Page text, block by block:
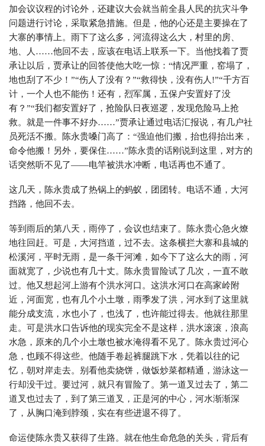
加会议议程的讨论外，还建议大会就当前全县人民的抗灾斗争
问题进行讨论，采取紧急措施。但是，他的心还是主要操在了
大寨的事情上。雨下了这么多，河流得这么大，村里的房、
地、人……他回不去，应该在电话上联系一下。当他找着了贾
承让以后，贾承让的回答使他大吃一惊：“情况严重，窑塌了，
地也刮了不少！”“伤人了没有？”“救得快，没有伤人!”“千方百
计，一个人也不能伤！还有，烈军属，五保户安置好了没
有？”“我们都安置好了，抢险队日夜巡逻，发现危险马上抢
救。就是一件事不好办……”贾承让通过电话汇报说，有几户社
员死活不搬。陈永贵嗓门高了：“强迫他们搬，抬也得抬出来，
命令他搬！另外，要保住……”陈永贵的话刚说到这里，对方的
话突然听不见了——电竿被洪水冲断，电话再也不通了。
这几天，陈永贵成了热锅上的蚂蚁，团团转。电话不通，大河
挡路，他回不去。
等到雨后的第八天，雨停了，会议也结束了。陈永贵心急火燎
地往回赶。可是，大河挡道，过不去。这条横拦大寨和县城的
松溪河，平时无雨，是一条干河滩，如今下了这么大的雨，河
面就宽了，少说也有几十丈。陈永贵冒险试了几次，一直不敢
过。他又想起河上游有个洪水河口。这洪水河口在高家岭附
近，河面宽，也有几个小土墩，雨季发了洪，河水到了这里就
能分成支流，水也小了，也浅了，也许能过得去。他就往那里
走。可是洪水口告诉他的现实完全不是这样，洪水滚滚，浪高
水急，原来的几个小土墩也被水淹得看不见了。陈永贵过河心
急，也顾不得这些。他随手卷起裤腿跳下水，凭着以往的记
忆，朝对岸走去。别看他卖烧饼，做饭炒菜都精通，游泳这一
行却没干过。要过河，就只有冒险了。第一道叉过去了，第二
道叉也过去了，到了第三道叉，正是河的中心，河水渐渐深
了，从胸口淹到脖颈，实在有些进退不得了。
命运使陈永贵又获得了生路。就在他生命危急的关头，背后有